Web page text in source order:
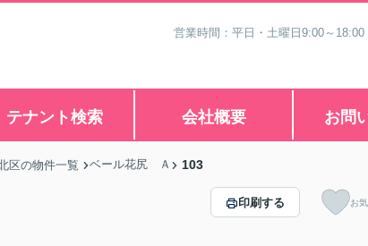
営業時間：平日・土曜日9:00～
テナント検索 会社概要 お問
区の物件一覧 ベール花尻 Ａ 103
印刷する お